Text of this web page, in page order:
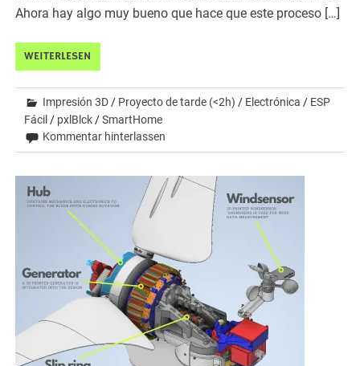
Ahora hay algo muy bueno que hace que este proceso […]
WEITERLESEN
Impresión 3D / Proyecto de tarde (<2h) / Electrónica / ESP
Fácil / pxlBlck /SmartHome
Kommentar hinterlassen